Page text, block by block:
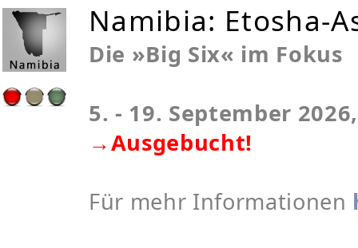
Namibia: Etosha-
Die »Big Six« im Fokus
5. - 19. September
→Ausgebucht!
Für mehr Informationen